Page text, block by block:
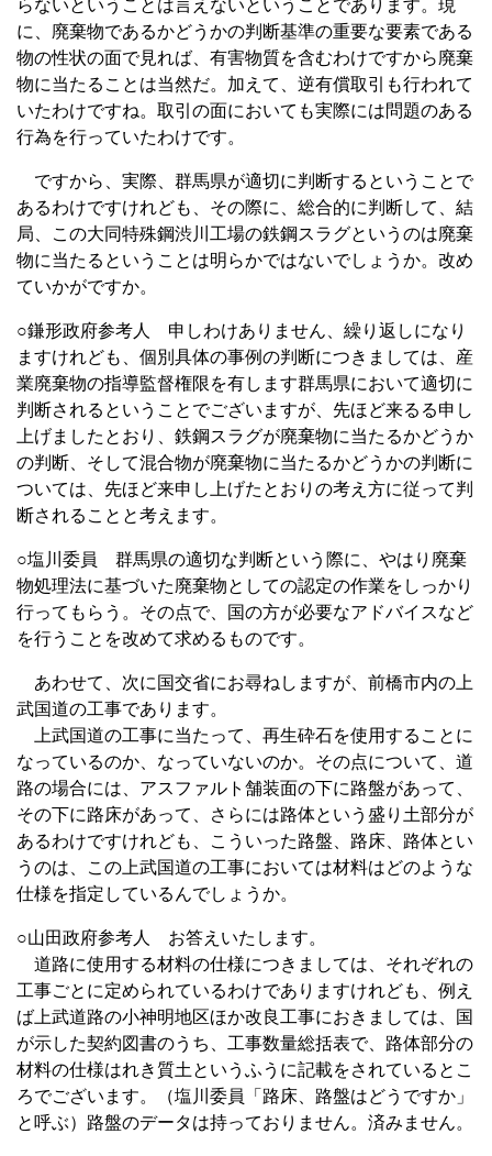
らないということは言えないということであります。現
に、廃棄物であるかどうかの判断基準の重要な要素である
物の性状の面で見れば、有害物質を含むわけですから廃棄
物に当たることは当然だ。加えて、逆有償取引も行われて
いたわけですね。取引の面においても実際には問題のある
行為を行っていたわけです。
ですから、実際、群馬県が適切に判断するということで
あるわけですけれども、その際に、総合的に判断して、結
局、この大同特殊鋼渋川工場の鉄鋼スラグというのは廃棄
物に当たるということは明らかではないでしょうか。改め
ていかがですか。
○鎌形政府参考人 申しわけありません、繰り返しになり
ますけれども、個別具体の事例の判断につきましては、産
業廃棄物の指導監督権限を有します群馬県において適切に
判断されるということでございますが、先ほど来るる申し
上げましたとおり、鉄鋼スラグが廃棄物に当たるかどうか
の判断、そして混合物が廃棄物に当たるかどうかの判断に
ついては、先ほど来申し上げたとおりの考え方に従って判
断されることと考えます。
○塩川委員 群馬県の適切な判断という際に、やはり廃棄
物処理法に基づいた廃棄物としての認定の作業をしっかり
行ってもらう。その点で、国の方が必要なアドバイスなど
を行うことを改めて求めるものです。
あわせて、次に国交省にお尋ねしますが、前橋市内の上
武国道の工事であります。
上武国道の工事に当たって、再生砕石を使用することに
なっているのか、なっていないのか。その点について、道
路の場合には、アスファルト舗装面の下に路盤があって、
その下に路床があって、さらには路体という盛り土部分が
あるわけですけれども、こういった路盤、路床、路体とい
うのは、この上武国道の工事においては材料はどのような
仕様を指定しているんでしょうか。
○山田政府参考人 お答えいたします。
道路に使用する材料の仕様につきましては、それぞれの
工事ごとに定められているわけでありますけれども、例え
ば上武道路の小神明地区ほか改良工事におきましては、国
が示した契約図書のうち、工事数量総括表で、路体部分の
材料の仕様はれき質土というふうに記載をされているとこ
ろでございます。（塩川委員「路床、路盤はどうですか」
と呼ぶ）路盤のデータは持っておりません。済みません。